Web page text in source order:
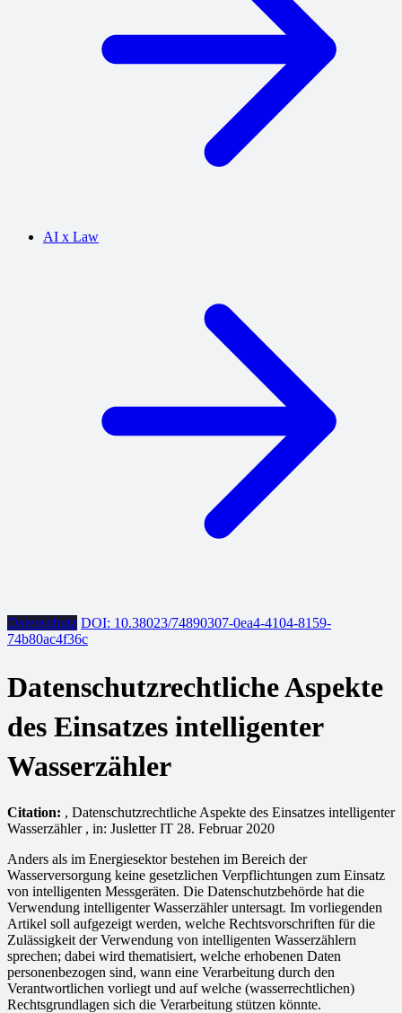
AI x Law
Datenschutz DOI: 10.38023/74890307-0ea4-4104-8159-
74b80ac4f36c
Datenschutzrechtliche Aspekte
des Einsatzes intelligenter
Wasserzähler
Citation: , Datenschutzrechtliche Aspekte des Einsatzes intelligenter
Wasserzähler , in: Jusletter IT 28. Februar 2020
Anders als im Energiesektor bestehen im Bereich der
Wasserversorgung keine gesetzlichen Verpflichtungen zum Einsatz
von intelligenten Messgeräten. Die Datenschutzbehörde hat die
Verwendung intelligenter Wasserzähler untersagt. Im vorliegenden
Artikel soll aufgezeigt werden, welche Rechtsvorschriften für die
Zulässigkeit der Verwendung von intelligenten Wasserzählern
sprechen; dabei wird thematisiert, welche erhobenen Daten
personenbezogen sind, wann eine Verarbeitung durch den
Verantwortlichen vorliegt und auf welche (wasserrechtlichen)
Rechtsgrundlagen sich die Verarbeitung stützen könnte.